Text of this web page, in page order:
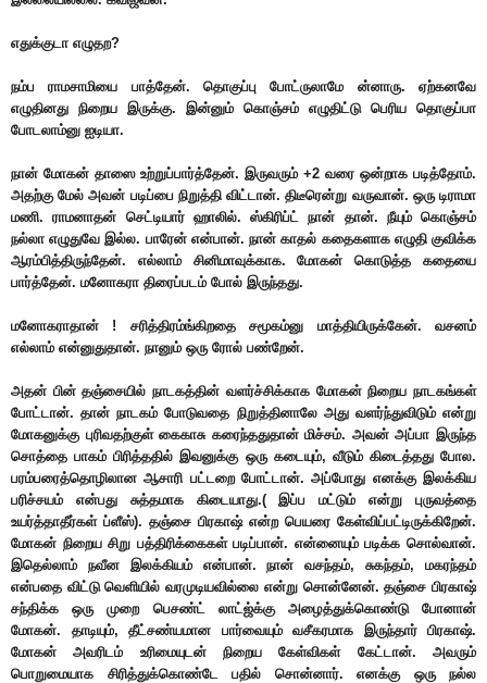
எதுக்குடா எழுதற?
நம்ப ராமசாமியை பாத்தேன். தொகுப்பு போட்ருலாமே ன்னாரு. ஏற்கனவே
எழுதினது நிறைய இருக்கு. இன்னும் கொஞ்சம் எழுதிட்டு பெரிய தொகுப்பா
போடலாம்னு ஐடியா.
நான் மோகன் தாஸை உற்றுப்பார்த்தேன். இருவரும் +2 வரை ஒன்றாக படித்தோம்.
அதற்கு மேல் அவன் படிப்பை நிறுத்தி விட்டான். திடீரென்று வருவான். ஒரு டிராமா
மணி. ராமனாதன் செட்டியார் ஹாலில். ஸ்கிரிப்ட் நான் தான். நீயும் கொஞ்சம்
நல்லா எழுதுவே இல்ல. பாரேன் என்பான். நான் காதல் கதைகளாக எழுதி குவிக்க
ஆரம்பித்திருந்தேன். எல்லாம் சினிமாவுக்காக. மோகன் கொடுத்த கதையை
பார்த்தேன். மனோகரா திரைப்படம் போல் இருந்தது.
மனோகராதான் ! சரித்திரம்ங்கிறதை சமூகம்னு மாத்தியிருக்கேன். வசனம்
எல்லாம் என்னுதுதான். நானும் ஒரு ரோல் பண்றேன்.
அதன் பின் தஞ்சையில் நாடகத்தின் வளர்ச்சிக்காக மோகன் நிறைய நாடகங்கள்
போட்டான். தான் நாடகம் போடுவதை நிறுத்தினாலே அது வளர்ந்துவிடும் என்று
மோகனுக்கு புரிவதற்குள் கைகாசு கரைந்ததுதான் மிச்சம். அவன் அப்பா இருந்த
சொத்தை பாகம் பிரித்ததில் இவனுக்கு ஒரு கடையும், வீடும் கிடைத்தது போல.
பரம்பரைத்தொழிலான ஆசாரி பட்டறை போட்டான். அப்போது எனக்கு இலக்கிய
பரிச்சயம் என்பது சுத்தமாக கிடையாது.( இப்ப மட்டும் என்று புருவத்தை
உயர்த்தாதீர்கள் ப்ளீஸ்). தஞ்சை பிரகாஷ் என்ற பெயரை கேள்விப்பட்டிருக்கிறேன்.
மோகன் நிறைய சிறு பத்திரிக்கைகள் படிப்பான். என்னையும் படிக்க சொல்வான்.
இதெல்லாம் நவீன இலக்கியம் என்பான். நான் வசந்தம், சுகந்தம், மகரந்தம்
என்பதை விட்டு வெளியில் வரமுடியவில்லை என்று சொன்னேன். தஞ்சை பிரகாஷ்
சந்திக்க ஒரு முறை பெசண்ட் லாட்ஜ்க்கு அழைத்துக்கொண்டு போனான்
மோகன். தாடியும், தீட்சண்யமான பார்வையும் வசீகரமாக இருந்தார் பிரகாஷ்.
மோகன் அவரிடம் உரிமையுடன் நிறைய கேள்விகள் கேட்டான். அவரும்
பொறுமையாக சிரித்துக்கொண்டே பதில் சொன்னார். எனக்கு ஒரு நல்ல